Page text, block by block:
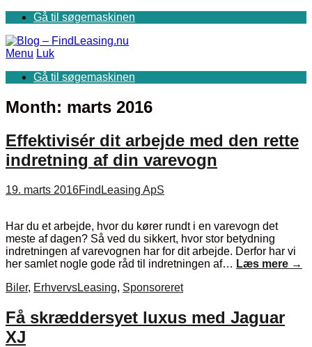
Gå til søgemaskinen
Menu Luk
Gå til søgemaskinen
Month: marts 2016
Effektivisér dit arbejde med den rette
indretning af din varevogn
19. marts 2016FindLeasing ApS
Har du et arbejde, hvor du kører rundt i en varevogn det
meste af dagen? Så ved du sikkert, hvor stor betydning
indretningen af varevognen har for dit arbejde. Derfor har vi
her samlet nogle gode råd til indretningen af… Læs mere →
Biler, ErhvervsLeasing, Sponsoreret
Få skræddersyet luxus med Jaguar
XJ